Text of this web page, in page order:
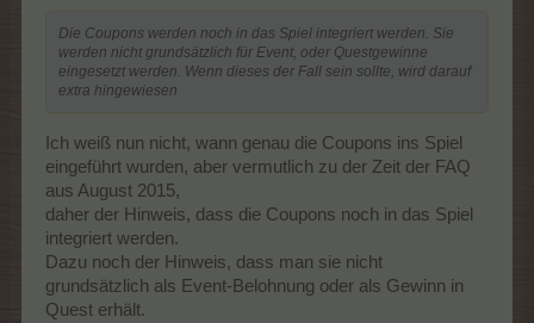
Die Coupons werden noch in das Spiel integriert werden. Sie
werden nicht grundsätzlich für Event, oder Questgewinne
eingesetzt werden. Wenn dieses der Fall sein sollte, wird darauf
extra hingewiesen
Ich weiß nun nicht, wann genau die Coupons ins Spiel
eingeführt wurden, aber vermutlich zu der Zeit der FAQ
aus August 2015,
daher der Hinweis, dass die Coupons noch in das Spiel
integriert werden.
Dazu noch der Hinweis, dass man sie nicht
grundsätzlich als Event-Belohnung oder als Gewinn in
Quest erhält.